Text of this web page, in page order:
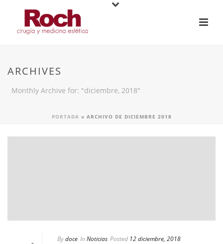
ARCHIVES
Monthly Archive for: "diciembre, 2018"
PORTADA » ARCHIVO DE DICIEMBRE 2018
Bydoce In Noticias Posted 12 diciembre, 2018